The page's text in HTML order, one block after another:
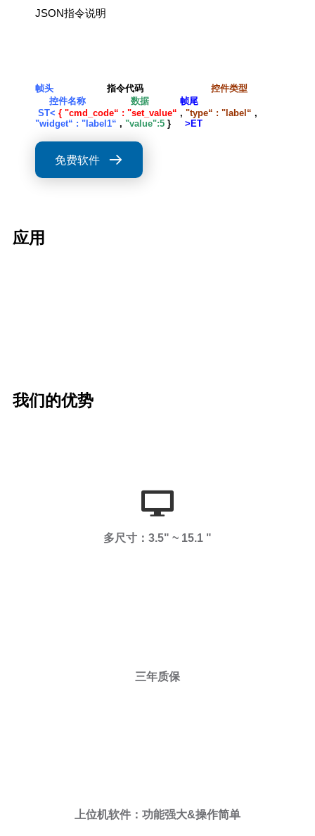
JSON指令说明
帧头指令代码 控件类型
控件名称
数据
帧尾
ST< { "cmd_code“ : "set_value“ , "type“ : "label“ ,
"widget“ : "label1“ , "value":5} >ET
免费软件
应用
我们的优势
多尺寸：3.5" ~ 15.1 "
三年质保
上位机软件：功能强大&操作简单